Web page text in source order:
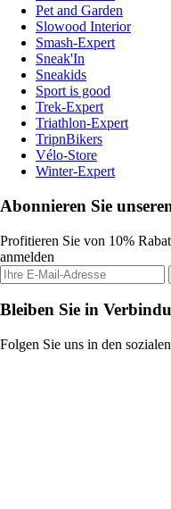
Pet and Garden
Slowood Interior
Smash-Expert
Sneak'In
Sneakids
Sport is good
Trek-Expert
Triathlon-Expert
TripnBikers
Vélo-Store
Winter-Expert
Abonnieren Sie
Profitieren Sie von 10%
anmelden
Bleiben Sie in
Folgen Sie uns in den